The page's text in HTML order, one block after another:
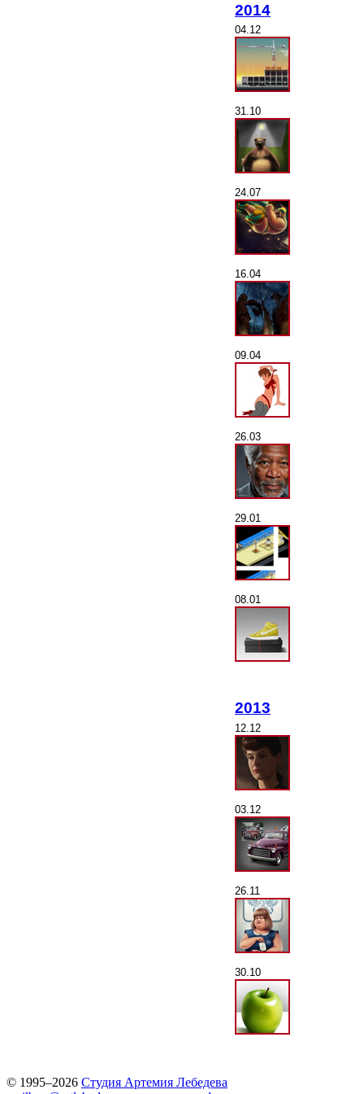
2014
04.12
31.10
24.07
16.04
09.04
26.03
29.01
08.01
2013
12.12
03.12
26.11
30.10
© 1995–2026 Студия Артемия Лебедева